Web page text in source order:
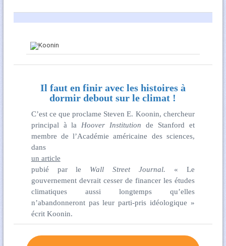
Il faut en finir avec les histoires à
dormir debout sur le climat !
C’est ce que proclame Steven E. Koonin, chercheur
principal à laHoover Institution de Stanford et
membre de l’Académie américaine des sciences,
dans
un article
pubié par le Wall Street Journal. « Le
gouvernement devrait cesser de financer les études
climatiques aussi longtemps qu’elles
n’abandonneront pas leur parti-pris idéologique »
écrit Koonin.